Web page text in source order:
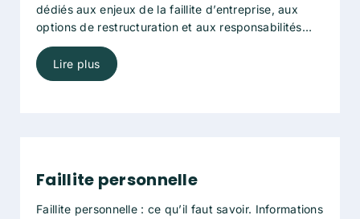
dédiés aux enjeux de la faillite d’entreprise, aux
options de restructuration et aux responsabilités
des dirigeants.
Lire plus
Faillite personnelle
Faillite personnelle : ce qu’il faut savoir. Informations